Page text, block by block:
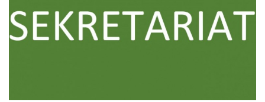
DUSZPASTERSTWO
DOKUMENTY